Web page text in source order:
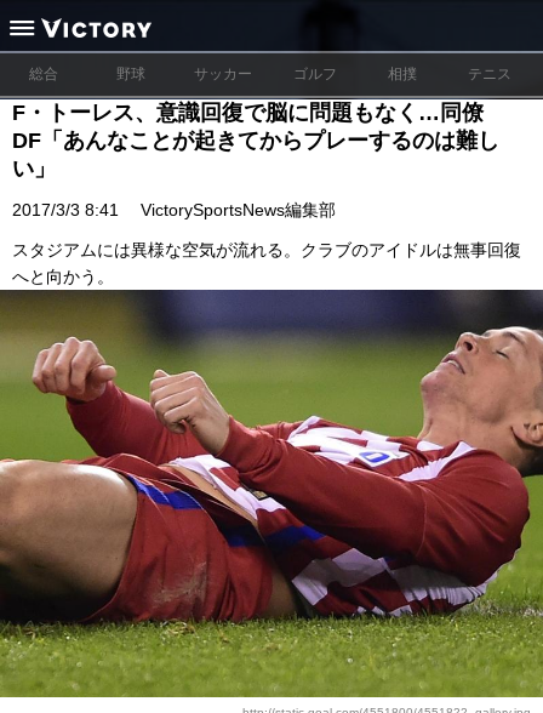
総合 野球 サッカー ゴルフ 相撲 テニス
F・トーレス、意識回復で脳に問題もなく…同僚
DF「あんなことが起きてからプレーするのは難し
い」
2017/3/3 8:41 VictorySportsNews編集部
スタジアムには異様な空気が流れる。クラブのアイドルは無事回復
へと向かう。